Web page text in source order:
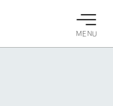
MENU